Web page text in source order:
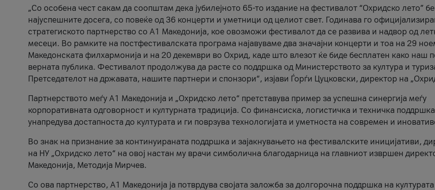
„Со особена чест сакам да соопштам дека јубилејното 65-то издание на фестивалот “Охридско лето”
најуспешните досега, со повеќе од 36 концерти и уметници од целиот свет. Годинава го
стратегиското партнерство со А1 Македонија, кое овозможи фестивалот да се развива и надвор од
месеци. Во рамките на постфестивалската програма најавуваме два значајни концерти и тоа на 29
Македонската филхармонија и на 20 декември во Охрид, каде што влезот ќе биде бесплатен како наш
верната публика. Фестивалот продолжува да расте со поддршка од Министерството за култура и
Претседателот на државата, нашите партнери и спонзори“, изјави Ѓорѓи Цуцковски, директор на
Партнерството меѓу A1 Македонија и „Охридско лето“ претставува пример за успешна синергија меѓу
корпоративната одговорност и културната традиција. Со финансиска, логистичка и техничка
унапредува достапноста до културата и ги поврзува технологијата и уметноста на современ и
Во знак на признание за континуираната поддршка и зајакнувањето на фестивалските иницијативи,
на НУ „Охридско лето“ на овој настан му врачи симболична благодарница на главниот извршен
Македонија, Методија Мирчев.
Со ова партнерство, A1 Македонија ја потврдува својата заложба за долгорочна поддршка на